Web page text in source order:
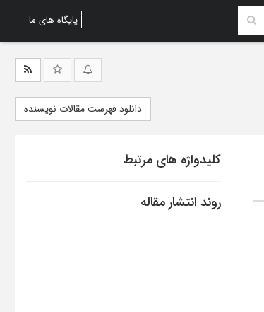
پایگاه های ما
دانلود فهرست مقالات نویسنده
کلیدواژه های مرتبط
روند انتشار مقاله